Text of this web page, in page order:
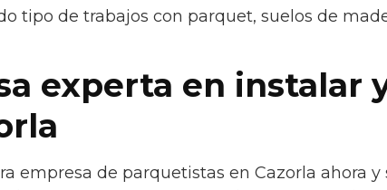
tipo de trabajos con parquet, suelos de
experta en instalar
empresa de parquetistas en Cazorla ahora